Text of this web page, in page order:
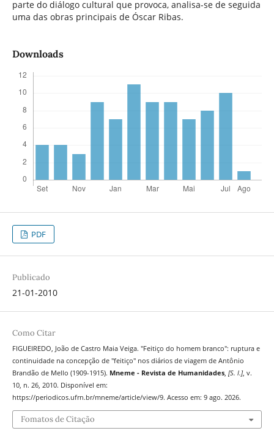
parte do diálogo cultural que provoca, analisa-se de seguida
uma das obras principais de Óscar Ribas.
Downloads
PDF
Publicado
21-01-2010
Como Citar
FIGUEIREDO, João de Castro Maia Veiga. "Feitiço do homem branco": ruptura e
continuidade na concepção de "feitiço" nos diários de viagem de Antônio
Brandão de Mello (1909-1915). Mneme - Revista de Humanidades, [S. l.], v.
10, n. 26, 2010. Disponível em:
https://periodicos.ufrn.br/mneme/article/view/9. Acesso em: 9 ago. 2026.
Fomatos de Citação